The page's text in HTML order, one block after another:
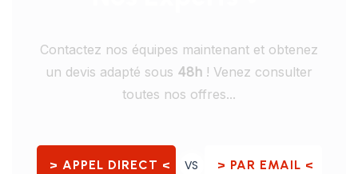
Contactez nos équipes maintenant et obtenez
un devis adapté sous 48h ! Venez consulter
toutes nos offres...
> APPEL DIRECT < VS > PAR EMAIL <